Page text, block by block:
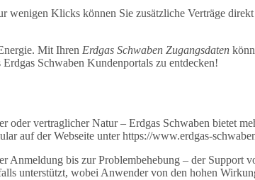
Klicks können Sie zusätzliche Verträge
Mit Ihren Erdgas Schwaben Zugangsdaten
Schwaben Kundenportals zu entdecken!
oder vertraglicher Natur – Erdgas Schwaben bietet
auf der Webseite unter https://www.erdgas-
Anmeldung bis zur Problembehebung – der Support
unterstützt, wobei Anwender von den hohen